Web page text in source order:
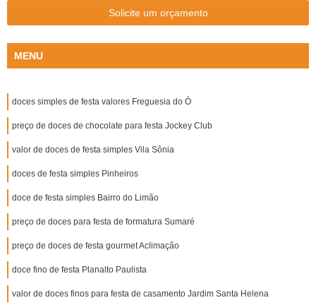
Solicite um orçamento
MENU
doces simples de festa valores Freguesia do Ó
preço de doces de chocolate para festa Jockey Club
valor de doces de festa simples Vila Sônia
doces de festa simples Pinheiros
doce de festa simples Bairro do Limão
preço de doces para festa de formatura Sumaré
preço de doces de festa gourmet Aclimação
doce fino de festa Planalto Paulista
valor de doces finos para festa de casamento Jardim Santa Helena